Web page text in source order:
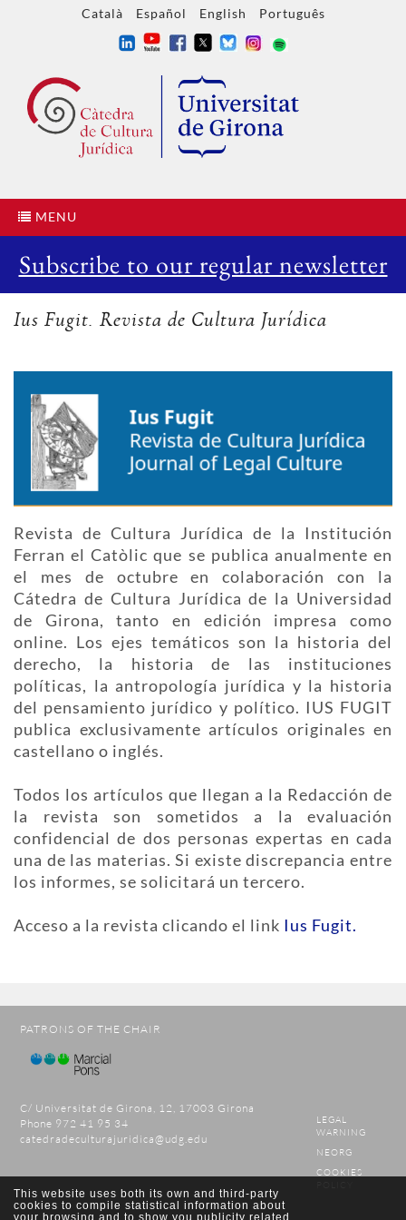
Català Español English Português
MENU
Subscribe to our regular newsletter
Ius Fugit. Revista de Cultura Jurídica
Revista de Cultura Jurídica de la Institución
Ferran el Catòlic que se publica anualmente en
el mes de octubre en colaboración con la
Cátedra de Cultura Jurídica de la Universidad
de Girona, tanto en edición impresa como
online. Los ejes temáticos son la historia del
derecho, la historia de las instituciones
políticas, la antropología jurídica y la historia
del pensamiento jurídico y político. IUS FUGIT
publica exclusivamente artículos originales en
castellano o inglés.
Todos los artículos que llegan a la Redacción de
la revista son sometidos a la evaluación
confidencial de dos personas expertas en cada
una de las materias. Si existe discrepancia entre
los informes, se solicitará un tercero.
Acceso a la revista clicando el link Ius Fugit.
PATRONS OF THE CHAIR
C/ Universitat de Girona, 12, 17003 Girona
Phone 972 41 95 34
catedradeculturajuridica@udg.edu
LEGAL
WARNING
NEORG
COOKIES
This website uses both its own and third-party
cookies to compile statistical information about
your browsing and to show you publicity related